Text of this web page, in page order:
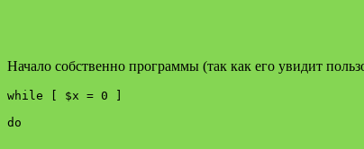
Начало собственно программы (так как его увидит
while [ $x = 0 ]